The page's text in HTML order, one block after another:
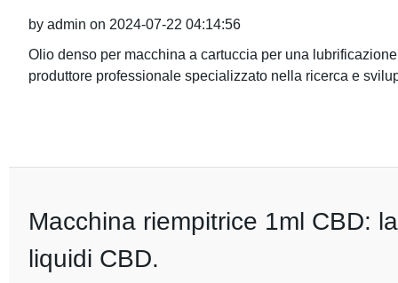
by admin on 2024-07-22 04:14:56
Olio denso per macchina a cartuccia per una
produttore professionale specializzato nella ricerca e
Macchina riempitrice 1ml CBD:
liquidi CBD.